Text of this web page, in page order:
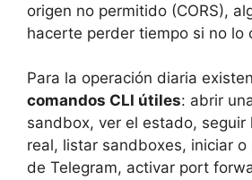
origen no permitido (CORS),
hacerte perder tiempo si no lo
Para la operación diaria
comandos CLI útiles: abrir
sandbox, ver el estado, seguir
real, listar sandboxes, iniciar
de Telegram, activar port